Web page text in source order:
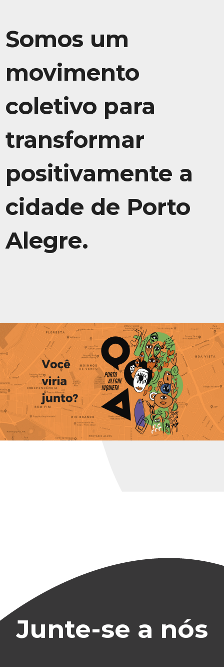
Somos um
movimento
coletivo para
transformar
positivamente a
cidade de Porto
Alegre.
Junte-se a nós